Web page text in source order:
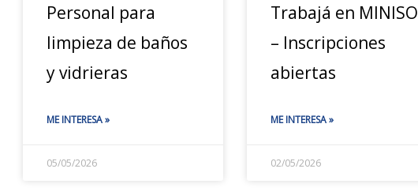
Personal para
limpieza de baños
y vidrieras
ME INTERESA »
05/05/2026
Trabajá en MINISO
– Inscripciones
abiertas
ME INTERESA »
02/05/2026